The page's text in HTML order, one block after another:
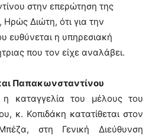
στην επερώτηση της
Διώτη, ότι για την
ευθύνεται η υπηρεσιακή
που τον είχε αναλάβει.
Παπακωνσταντίνου
καταγγελία του μέλους του
κ. Κοπιδάκη κατατίθεται στον
στη Γενική Διεύθυνση